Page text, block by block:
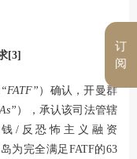
[3]
“FATF” ）确认，开曼群
），承认该司法管辖
/反恐怖主义融资
为完全满足FATF的63
订
阅